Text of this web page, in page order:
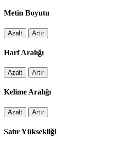
Metin Boyutu
Azalt Artır
Harf Aralığı
Azalt Artır
Kelime Aralığı
Azalt Artır
Satır Yüksekliği